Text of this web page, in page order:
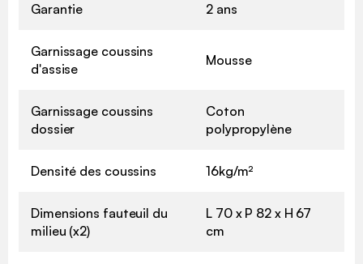
Garantie 2 ans
Garnissage coussins
d'assise
Mousse
Garnissage coussins
dossier
Coton
polypropylène
Densité des coussins 16kg/m²
Dimensions fauteuil du
milieu (x2)
L 70 x P 82 x H 67
cm